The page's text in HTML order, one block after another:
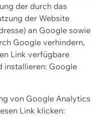
der durch das
der Website
an Google sowie
Google verhindern,
Link verfügbare
installieren: Google
von Google Analytics
Link klicken: